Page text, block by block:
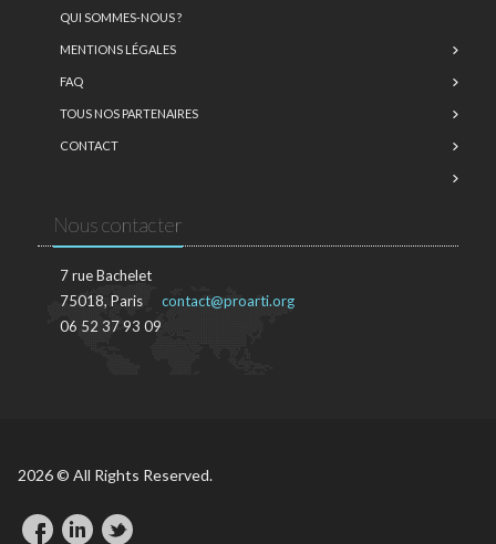
QUI SOMMES-NOUS ?
MENTIONS LÉGALES
FAQ
TOUS NOS PARTENAIRES
CONTACT
Nous contacter
7 rue Bachelet
75018, Paris
06 52 37 93 09
contact@proarti.org
2026 © All Rights Reserved.